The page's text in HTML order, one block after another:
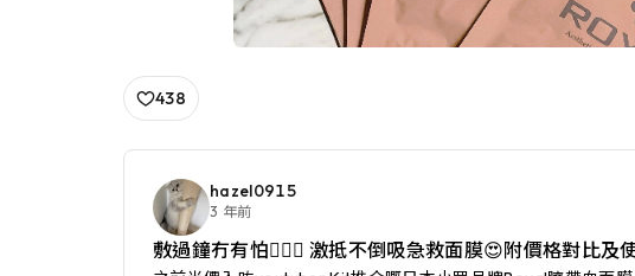
438
hazel0915
3 年前
敷過鐘冇有怕🧏🏻‍♀️ 激抵不倒吸急救面膜😍附價格對比及